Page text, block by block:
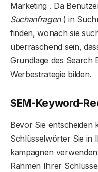
Marketing . Da
Suchanfragen) in
finden, wonach sie
überraschend sein,
Grundlage des Search
Werbestrategie bilden.
SEM-Keyword-
Bevor Sie entscheiden
Schlüsselwörter Sie in
kampagnen
Rahmen Ihrer